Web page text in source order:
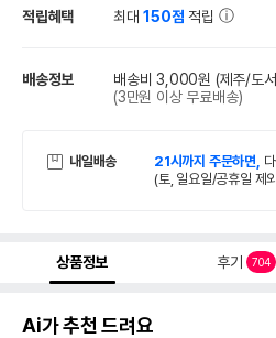
적립혜택 최대150점 적립
배송정보 배송비 3,000원 (제주/도
(3만원 이상 무료배송)
내일배송 21시까지 주문하면,
(토, 일요일/공휴일 제
상품정보 후기 704
Ai가 추천 드려요